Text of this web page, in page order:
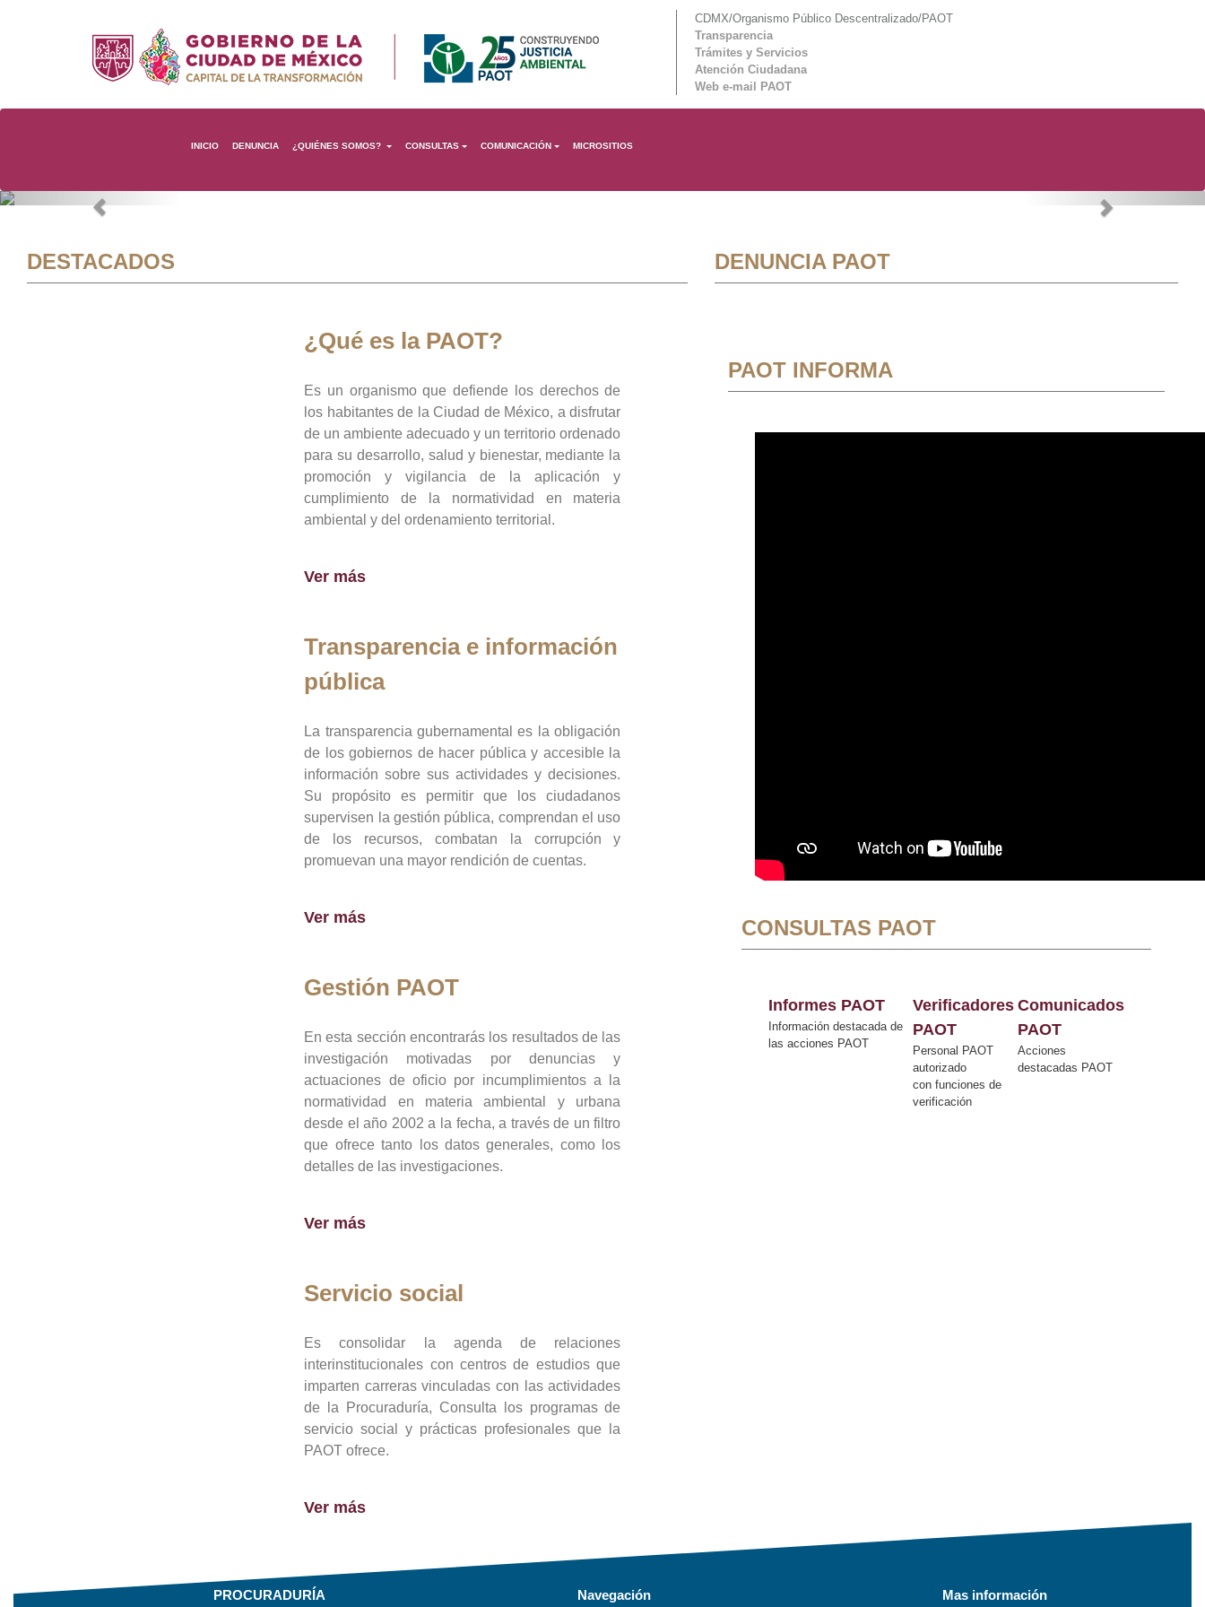
CDMX/Organismo Público Descentralizado/PAOT
Transparencia
Trámites y Servicios
Atención Ciudadana
Web e-mail PAOT
INICIO DENUNCIA ¿QUIÉNES SOMOS? CONSULTAS COMUNICACIÓN MICROSITIOS
Previous Next
DESTACADOS
¿Qué es la PAOT?
Es un organismo que defiende los derechos de
los habitantes de la Ciudad de México, a disfrutar
de un ambiente adecuado y un territorio ordenado
para su desarrollo, salud y bienestar, mediante la
promoción y vigilancia de la aplicación y
cumplimiento de la normatividad en materia
ambiental y del ordenamiento territorial.
Ver más
Transparencia e información
pública
La transparencia gubernamental es la obligación
de los gobiernos de hacer pública y accesible la
información sobre sus actividades y decisiones.
Su propósito es permitir que los ciudadanos
supervisen la gestión pública, comprendan el uso
de los recursos, combatan la corrupción y
promuevan una mayor rendición de cuentas.
Ver más
Gestión PAOT
En esta sección encontrarás los resultados de las
investigación motivadas por denuncias y
actuaciones de oficio por incumplimientos a la
normatividad en materia ambiental y urbana
desde el año 2002 a la fecha, a través de un filtro
que ofrece tanto los datos generales, como los
detalles de las investigaciones.
Ver más
Servicio social
Es consolidar la agenda de relaciones
interinstitucionales con centros de estudios que
imparten carreras vinculadas con las actividades
de la Procuraduría, Consulta los programas de
servicio social y prácticas profesionales que la
PAOT ofrece.
Ver más
DENUNCIA PAOT
PAOT INFORMA
CONSULTAS PAOT
Informes PAOT
Información destacada de
las acciones PAOT
Verificadores
PAOT
Personal PAOT
autorizado
con funciones de
verificación
Comunicados
PAOT
Acciones
destacadas PAOT
PROCURADURÍA Navegación Mas información